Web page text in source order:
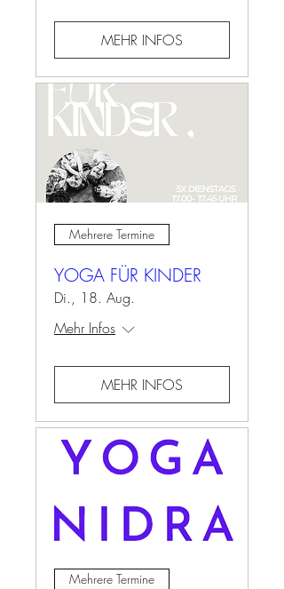
MEHR INFOS
Mehrere Termine
YOGA FÜR KINDER
Di., 18. Aug.
Mehr Infos
MEHR INFOS
Mehrere Termine